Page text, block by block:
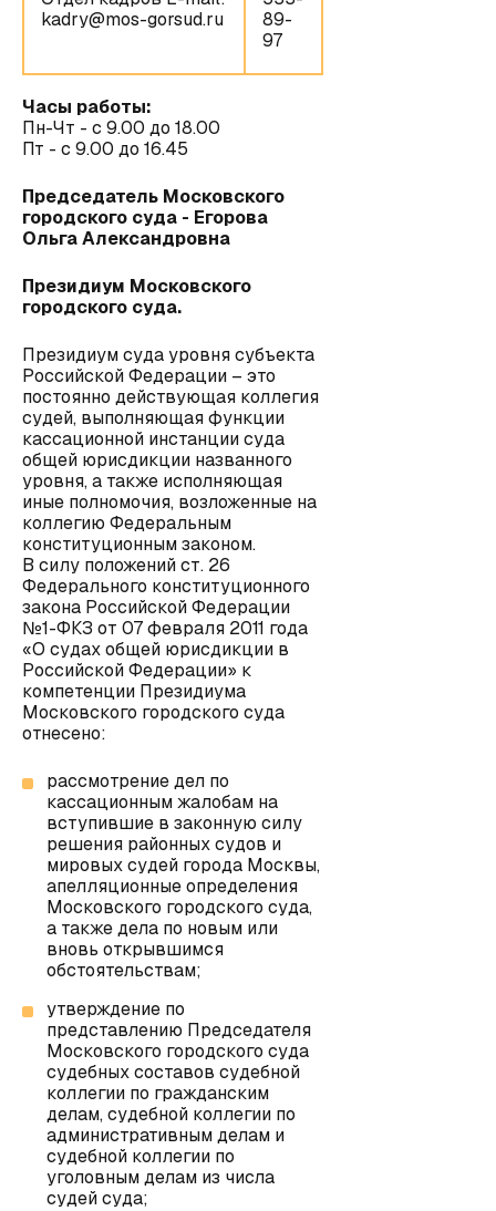
kadry@mos-gorsud.ru
89-
97
Часы работы:
Пн-Чт - с 9.00 до 18.00
Пт - с 9.00 до 16.45
Председатель Московского
городского суда - Егорова
Ольга Александровна
Президиум Московского
городского суда.
Президиум суда уровня субъекта
Российской Федерации – это
постоянно действующая коллегия
судей, выполняющая функции
кассационной инстанции суда
общей юрисдикции названного
уровня, а также исполняющая
иные полномочия, возложенные на
коллегию Федеральным
конституционным законом.
В силу положений ст. 26
Федерального конституционного
закона Российской Федерации
№1-ФКЗ от 07 февраля 2011 года
«О судах общей юрисдикции в
Российской Федерации» к
компетенции Президиума
Московского городского суда
отнесено:
рассмотрение дел по
кассационным жалобам на
вступившие в законную силу
решения районных судов и
мировых судей города Москвы,
апелляционные определения
Московского городского суда,
а также дела по новым или
вновь открывшимся
обстоятельствам;
утверждение по
представлению Председателя
Московского городского суда
судебных составов судебной
коллегии по гражданским
делам, судебной коллегии по
административным делам и
судебной коллегии по
уголовным делам из числа
судей суда;